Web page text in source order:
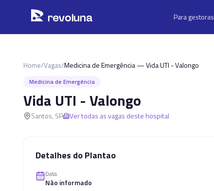
revoluna Para gestoras
Home/Vagas/Medicina de Emergência — Vida UTI - Valongo
Medicina de Emergência
Vida UTI - Valongo
Santos, SP Ver todas as vagas deste hospital
Detalhes do Plantao
Data
Não informado